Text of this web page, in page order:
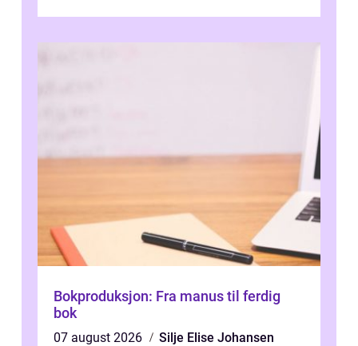
Bokproduksjon: Fra manus til ferdig
bok
07 august 2026
Silje Elise Johansen